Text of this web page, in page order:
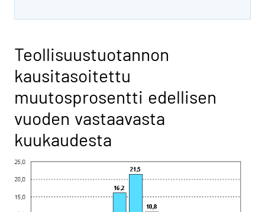
Teollisuustuotannon
kausitasoitettu
muutosprosentti edellisen
vuoden vastaavasta
kuukaudesta